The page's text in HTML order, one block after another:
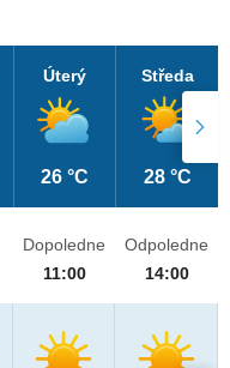
Úterý
26 °C
Středa
28 °C
Dopoledne
11:00
Odpoledne
14:00